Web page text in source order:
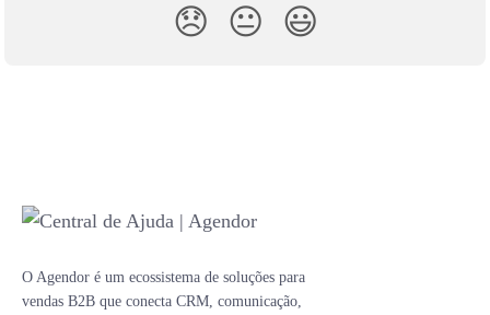
😞 😐 😃
O Agendor é um ecossistema de soluções para
vendas B2B que conecta CRM, comunicação,